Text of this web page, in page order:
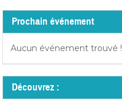
Prochain événement
Aucun événement trouvé !
Découvrez :